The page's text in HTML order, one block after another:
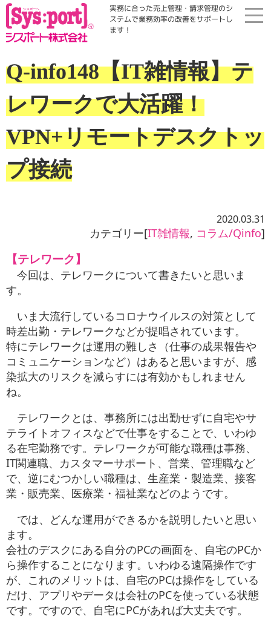
実務に合った売上管理・請求管理のシ
ステムで業務効率の改善をサポートし
ます！
商品案内
資料請求
お役立ち情報
お問い合わせ
Q-info148【IT雑情報】テ
レワークで大活躍！
VPN+リモートデスクトッ
プ接続
2020.03.31
カテゴリー[IT雑情報, コラム/Qinfo]
【テレワーク】
今回は、テレワークについて書きたいと思いま
す。
いま大流行しているコロナウイルスの対策として
時差出勤・テレワークなどが提唱されています。
特にテレワークは運用の難しさ（仕事の成果報告や
コミュニケーションなど）はあると思いますが、感
染拡大のリスクを減らすには有効かもしれません
ね。
テレワークとは、事務所には出勤せずに自宅やサ
テライトオフィスなどで仕事をすることで、いわゆ
る在宅勤務です。テレワークが可能な職種は事務、
IT関連職、カスタマーサポート、営業、管理職など
で、逆にむつかしい職種は、生産業・製造業、接客
業・販売業、医療業・福祉業などのようです。
では、どんな運用ができるかを説明したいと思い
ます。
会社のデスクにある自分のPCの画面を、自宅のPCか
ら操作することになります。いわゆる遠隔操作です
が、これのメリットは、自宅のPCは操作をしている
だけ、アプリやデータは会社のPCを使っている状態
です。ですので、自宅にPCがあれば大丈夫です。